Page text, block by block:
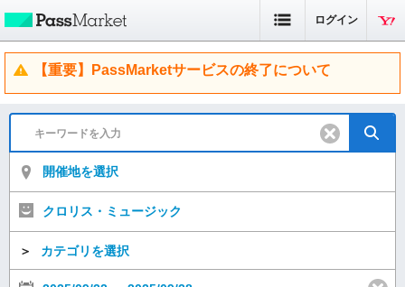
ログイン
【重要】PassMarketサービスの終了について
開催地を選択
クロリス・ミュージック
＞ カテゴリを選択